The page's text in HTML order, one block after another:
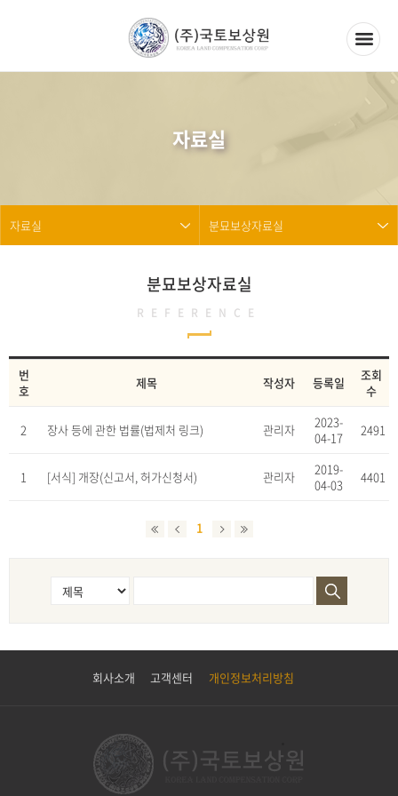
자료실
자료실 분묘보상자료실
분묘보상자료실
REFERENCE
번
호
제목 작성자 등록일
조회
수
2 장사 등에 관한 법률(법제처 링크) 관리자
2023-
04-17
2491
1 [서식] 개장(신고서, 허가신청서) 관리자
2019-
04-03
4401
1
회사소개 고객센터 개인정보처리방침